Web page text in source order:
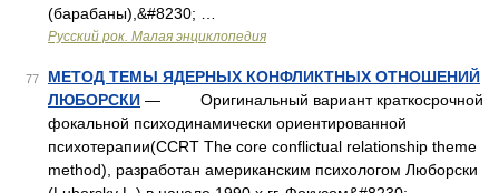
(барабаны),&#8230; …
Русский рок. Малая энциклопедия
77
МЕТОД ТЕМЫ ЯДЕРНЫХ КОНФЛИКТНЫХ ОТНОШЕНИЙ
ЛЮБОРСКИ — Оригинальный вариант краткосрочной
фокальной психодинамически ориентированной
психотерапии(ССRТ The core conflictual relationship theme
method), разработан американским психологом Люборски